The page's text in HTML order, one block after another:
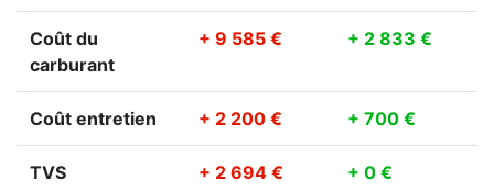
Coût du
carburant
+ 9 585 € + 2 833 €
Coût entretien + 2 200 € + 700 €
TVS + 2 694 € + 0 €